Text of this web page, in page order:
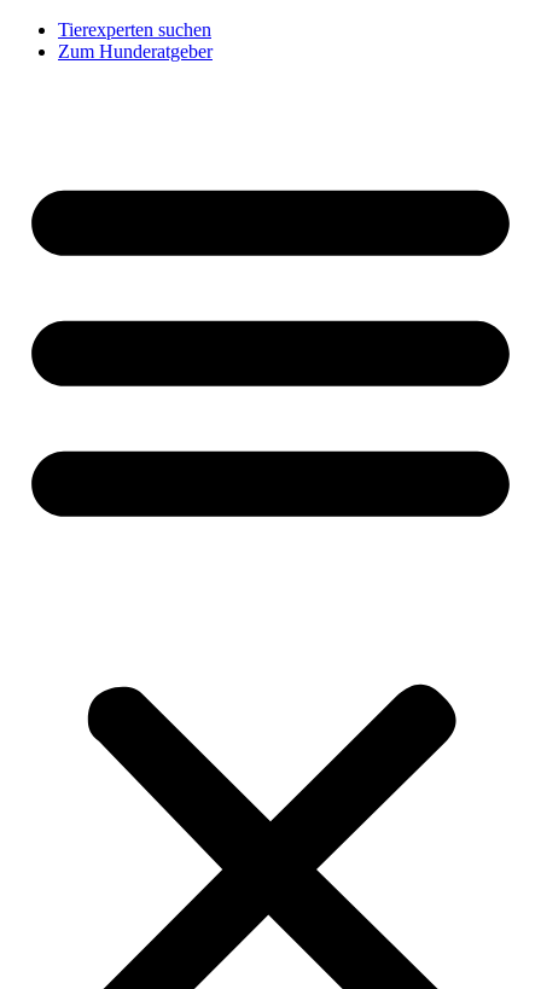
Tierexperten suchen
Zum Hunderatgeber